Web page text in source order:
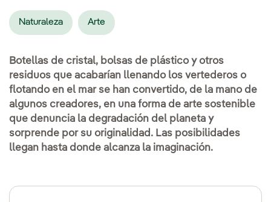
Naturaleza Arte
Botellas de cristal, bolsas de plástico y otros
residuos que acabarían llenando los vertederos o
flotando en el mar se han convertido, de la mano de
algunos creadores, en una forma de arte sostenible
que denuncia la degradación del planeta y
sorprende por su originalidad. Las posibilidades
llegan hasta donde alcanza la imaginación.